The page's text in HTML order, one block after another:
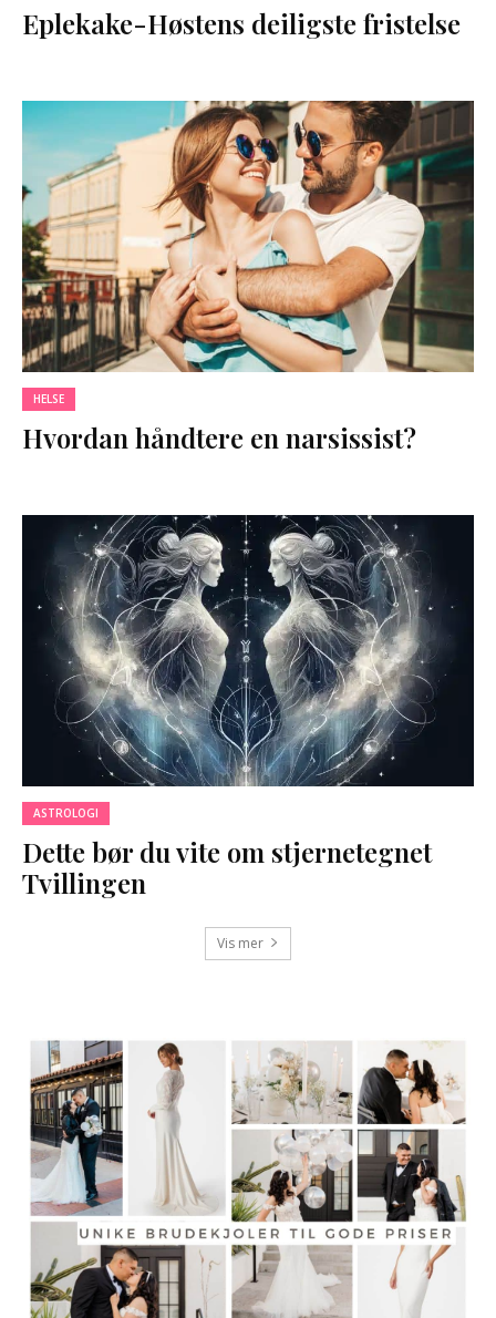
Eplekake-Høstens deiligste fristelse
HELSE
Hvordan håndtere en narsissist?
ASTROLOGI
Dette bør du vite om stjernetegnet
Tvillingen
Vis mer